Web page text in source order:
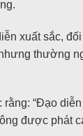
xuất sắc,
thường
“Đạo
được phát